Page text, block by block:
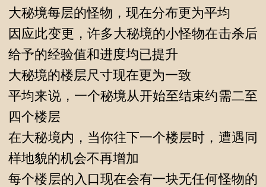
大秘境每层的怪物，现在分布更为平均
因应此变更，许多大秘境的小怪物在击杀后
给予的经验值和进度均已提升
大秘境的楼层尺寸现在更为一致
平均来说，一个秘境从开始至结束约需二至
四个楼层
在大秘境内，当你往下一个楼层时，遭遇同
样地貌的机会不再增加
每个楼层的入口现在会有一块无任何怪物的